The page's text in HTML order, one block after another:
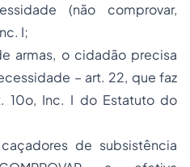
(não comprovar,
I;
armas, o cidadão precisa
– art. 22, que faz
10o, Inc. I do Estatuto do
de subsistência